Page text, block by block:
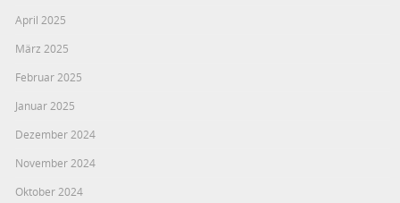
April 2025
März 2025
Februar 2025
Januar 2025
Dezember 2024
November 2024
Oktober 2024